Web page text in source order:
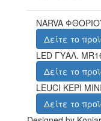
NARVA
Δείτε το
LED ΓΥΑΛ.
Δείτε το
LEUCI ΚΕΡΙ
Δείτε το